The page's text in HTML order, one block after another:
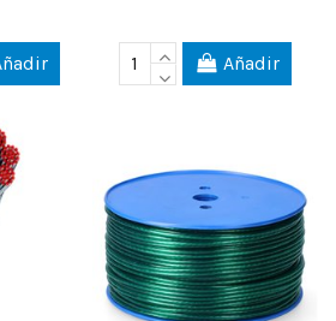
Añadir